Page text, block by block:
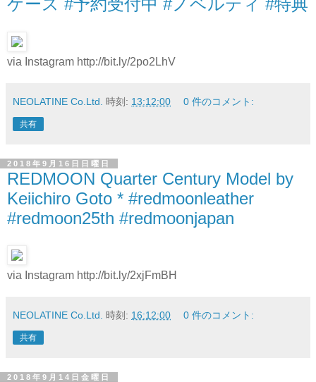
via Instagram http://bit.ly/2po2LhV
NEOLATINE Co.Ltd. 時刻: 13:12:00 0 件のコメント:
共有
2018年9月16日日曜日
REDMOON Quarter Century Model by
Keiichiro Goto * #redmoonleather
#redmoon25th #redmoonjapan
via Instagram http://bit.ly/2xjFmBH
NEOLATINE Co.Ltd. 時刻: 16:12:00 0 件のコメント:
共有
2018年9月14日金曜日